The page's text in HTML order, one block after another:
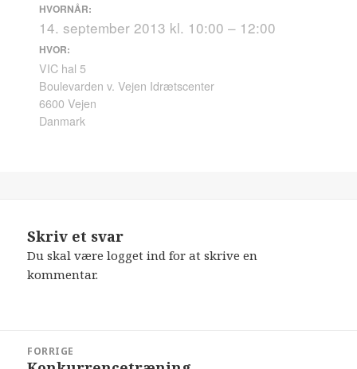
HVORNÅR:
14. september 2013 kl. 10:00 – 12:00
HVOR:
VIC hal 5
Boulevarden v. Vejen Idrætscenter
6600 Vejen
Danmark
Skriv et svar
Du skal værelogget ind for at skrive en
kommentar.
FORRIGE